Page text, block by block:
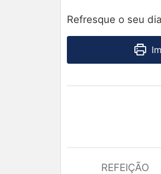
Refresque o seu
REFEIÇÃO